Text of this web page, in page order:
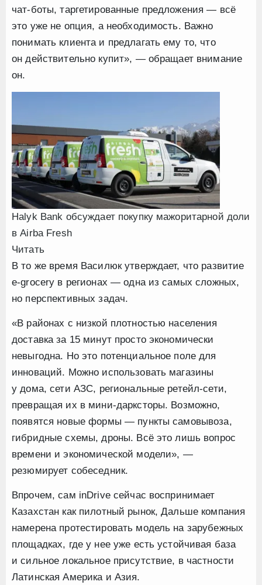
чат-боты, таргетированные предложения — всё
это уже не опция, а необходимость. Важно
понимать клиента и предлагать ему то, что
он действительно купит», — обращает внимание
он.
Halyk Bank обсуждает покупку мажоритарной доли
в Airba Fresh
Читать
В то же время Василюк утверждает, что развитие
e-grocery в регионах — одна из самых сложных,
но перспективных задач.
«В районах с низкой плотностью населения
доставка за 15 минут просто экономически
невыгодна. Но это потенциальное поле для
инноваций. Можно использовать магазины
у дома, сети АЗС, региональные ретейл-сети,
превращая их в мини-дарксторы. Возможно,
появятся новые формы — пункты самовывоза,
гибридные схемы, дроны. Всё это лишь вопрос
времени и экономической модели», —
резюмирует собеседник.
Впрочем, сам inDrive сейчас воспринимает
Казахстан как пилотный рынок, Дальше компания
намерена протестировать модель на зарубежных
площадках, где у нее уже есть устойчивая база
и сильное локальное присутствие, в частности
Латинская Америка и Азия.